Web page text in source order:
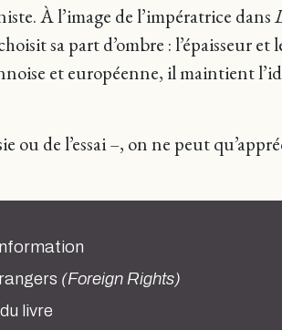
À l’image de l’impératrice dans
sa part d’ombre : l’épaisseur
et européenne, il maintient
ou de l’essai –, on ne peut
(Foreign Rights)
livre